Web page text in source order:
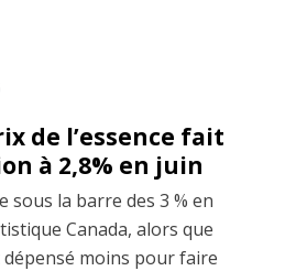
de l’essence fait
à 2,8% en juin
sous la barre des 3 % en
Canada, alors que
moins pour faire